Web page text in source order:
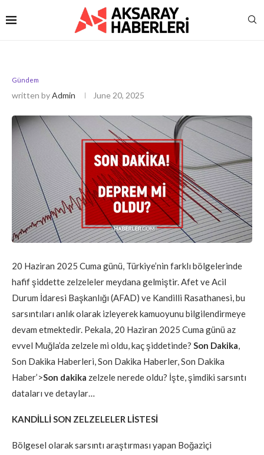
Gündem
written byAdmin June 20, 2025
20 Haziran 2025 Cuma günü, Türkiye’nin farklı bölgelerinde
hafif şiddette zelzeleler meydana gelmiştir. Afet ve Acil
Durum İdaresi Başkanlığı (AFAD) ve Kandilli Rasathanesi, bu
sarsıntıları anlık olarak izleyerek kamuoyunu bilgilendirmeye
devam etmektedir. Pekala, 20 Haziran 2025 Cuma günü az
evvel Muğla’da zelzele mi oldu, kaç şiddetinde? Son Dakika,
Son Dakika Haberleri, Son Dakika Haberler, Son Dakika
Haber’>Son dakika zelzele nerede oldu? İşte, şimdiki sarsıntı
dataları ve detaylar…
KANDİLLİ SON ZELZELELER LİSTESİ
Bölgesel olarak sarsıntı araştırması yapan Boğaziçi